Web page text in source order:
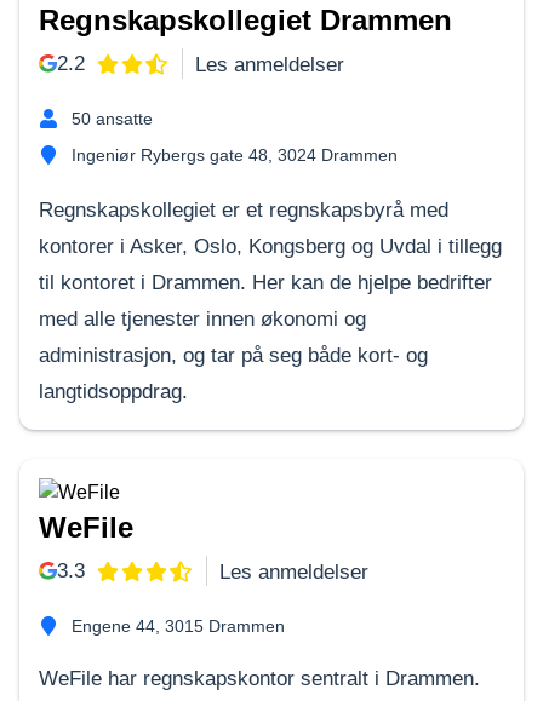
Regnskapskollegiet Drammen
2.2 Les anmeldelser
50 ansatte
Ingeniør Rybergs gate 48, 3024 Drammen
Regnskapskollegiet er et regnskapsbyrå med
kontorer i Asker, Oslo, Kongsberg og Uvdal i tillegg
til kontoret i Drammen. Her kan de hjelpe bedrifter
med alle tjenester innen økonomi og
administrasjon, og tar på seg både kort- og
langtidsoppdrag.
WeFile
3.3 Les anmeldelser
Engene 44, 3015 Drammen
WeFile har regnskapskontor sentralt i Drammen.